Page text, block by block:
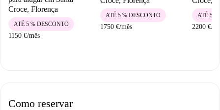
Croce, Florença
1150 €/mês
ATÉ 5 % DESCONTO 1750 €/mês
ATÉ 5 % DESCONTO
2200 €/
ATÉ 5
Como reservar